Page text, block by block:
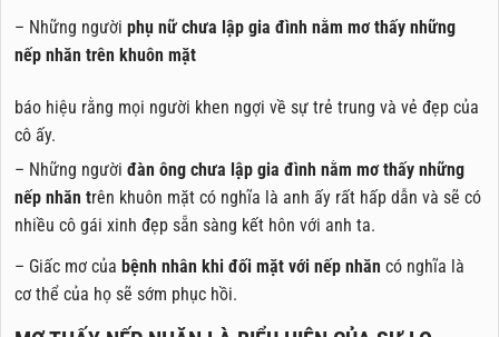
– Những người phụ nữ chưa lập gia đình nằm mơ thấy những
nếp nhăn trên khuôn mặt
báo hiệu rằng mọi người khen ngợi về sự trẻ trung và vẻ đẹp của
cô ấy.
– Những người đàn ông chưa lập gia đình nằm mơ thấy những
nếp nhăn trên khuôn mặt có nghĩa là anh ấy rất hấp dẫn và sẽ có
nhiều cô gái xinh đẹp sẵn sàng kết hôn với anh ta.
– Giấc mơ của bệnh nhân khi đối mặt với nếp nhăn có nghĩa là
cơ thể của họ sẽ sớm phục hồi.